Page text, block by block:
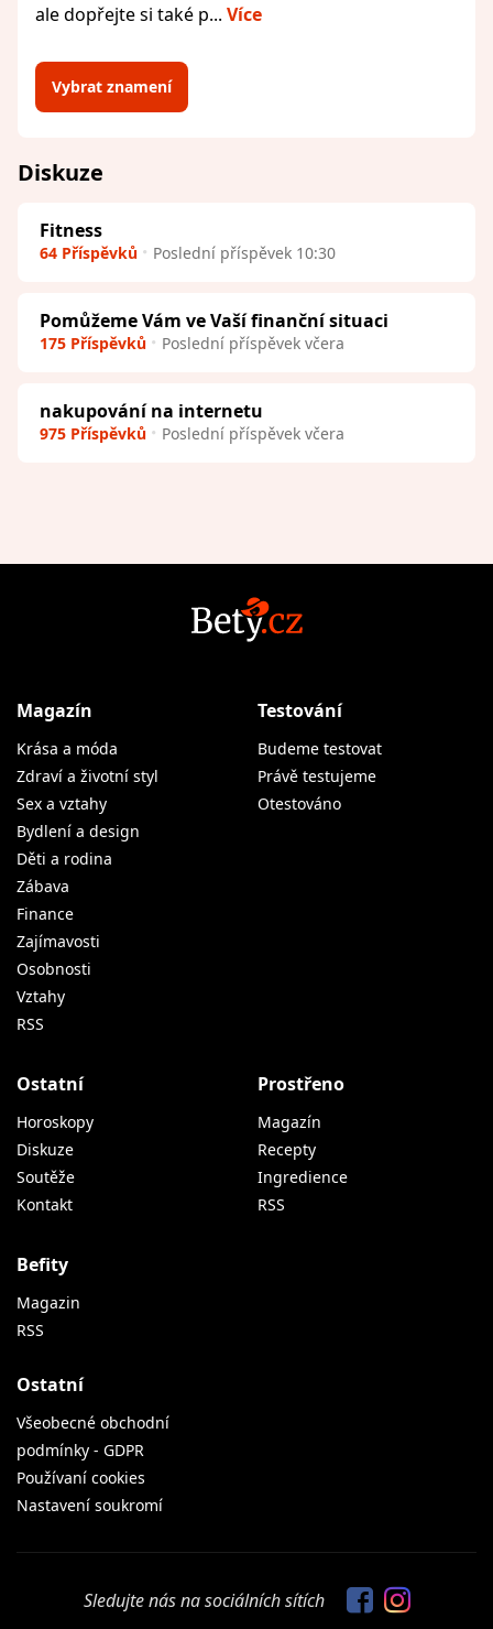
ale dopřejte si také p... Více
Vybrat znamení
Diskuze
Fitness
64 Příspěvků Poslední příspěvek 10:30
Pomůžeme Vám ve Vaší finanční situaci
175 Příspěvků Poslední příspěvek včera
nakupování na internetu
975 Příspěvků Poslední příspěvek včera
Magazín
Krása a móda
Zdraví a životní styl
Sex a vztahy
Bydlení a design
Děti a rodina
Zábava
Finance
Zajímavosti
Osobnosti
Vztahy
RSS
Testování
Budeme testovat
Právě testujeme
Otestováno
Ostatní
Horoskopy
Diskuze
Soutěže
Kontakt
Prostřeno
Magazín
Recepty
Ingredience
RSS
Befity
Magazin
RSS
Ostatní
Všeobecné obchodní
podmínky - GDPR
Používaní cookies
Nastavení soukromí
Sledujte nás na sociálních sítích